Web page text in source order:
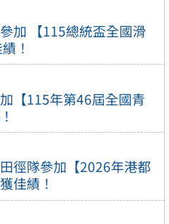
加 【115總統盃全國滑
！
【115年第46屆全國青
徑隊參加【2026年港都
佳績！